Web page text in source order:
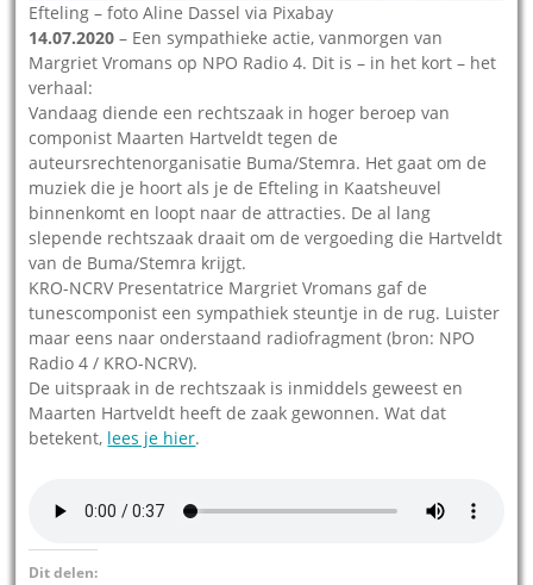
Efteling – foto Aline Dassel via Pixabay
14.07.2020 – Een sympathieke actie, vanmorgen van
Margriet Vromans op NPO Radio 4. Dit is – in het kort – het
verhaal:
Vandaag diende een rechtszaak in hoger beroep van
componist Maarten Hartveldt tegen de
auteursrechtenorganisatie Buma/Stemra. Het gaat om de
muziek die je hoort als je de Efteling in Kaatsheuvel
binnenkomt en loopt naar de attracties. De al lang
slepende rechtszaak draait om de vergoeding die Hartveldt
van de Buma/Stemra krijgt.
KRO-NCRV Presentatrice Margriet Vromans gaf de
tunescomponist een sympathiek steuntje in de rug. Luister
maar eens naar onderstaand radiofragment (bron: NPO
Radio 4 / KRO-NCRV).
De uitspraak in de rechtszaak is inmiddels geweest en
Maarten Hartveldt heeft de zaak gewonnen. Wat dat
betekent, lees je hier.
Dit delen: